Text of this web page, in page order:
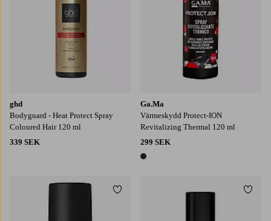
ghd
Bodyguard - Heat Protect Spray
Coloured Hair 120 ml
339 SEK
Ga.Ma
Värmeskydd Protect-ION
Revitalizing Thermal 120 ml
299 SEK
1 färg
Lägg till i favoriter